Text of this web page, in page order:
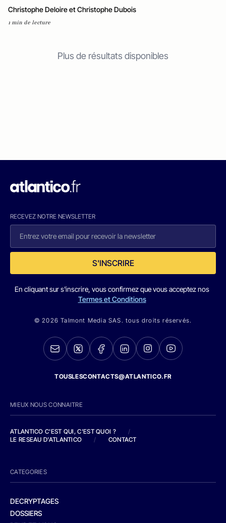
Christophe Deloire et Christophe Dubois
1 min de lecture
Plus de résultats disponibles
RECEVEZ NOTRE NEWSLETTER
S'INSCRIRE
En cliquant sur s'inscrire, vous confirmez que vous acceptez nos
Termes et Conditions
© 2026 Talmont Media SAS. tous droits réservés.
TOUSLESCONTACTS@ATLANTICO.FR
MIEUX NOUS CONNAITRE
ATLANTICO C'EST QUI, C'EST QUOI ?
/
LE RESEAU D'ATLANTICO
/ CONTACT
CATEGORIES
DECRYPTAGES
DOSSIERS